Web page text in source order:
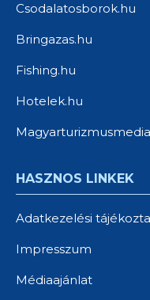
Csodalatosborok.hu
Bringazas.hu
Fishing.hu
Hotelek.hu
HASZNOS LINKEK
Adatkezelési
Impresszum
Médiaajánlat